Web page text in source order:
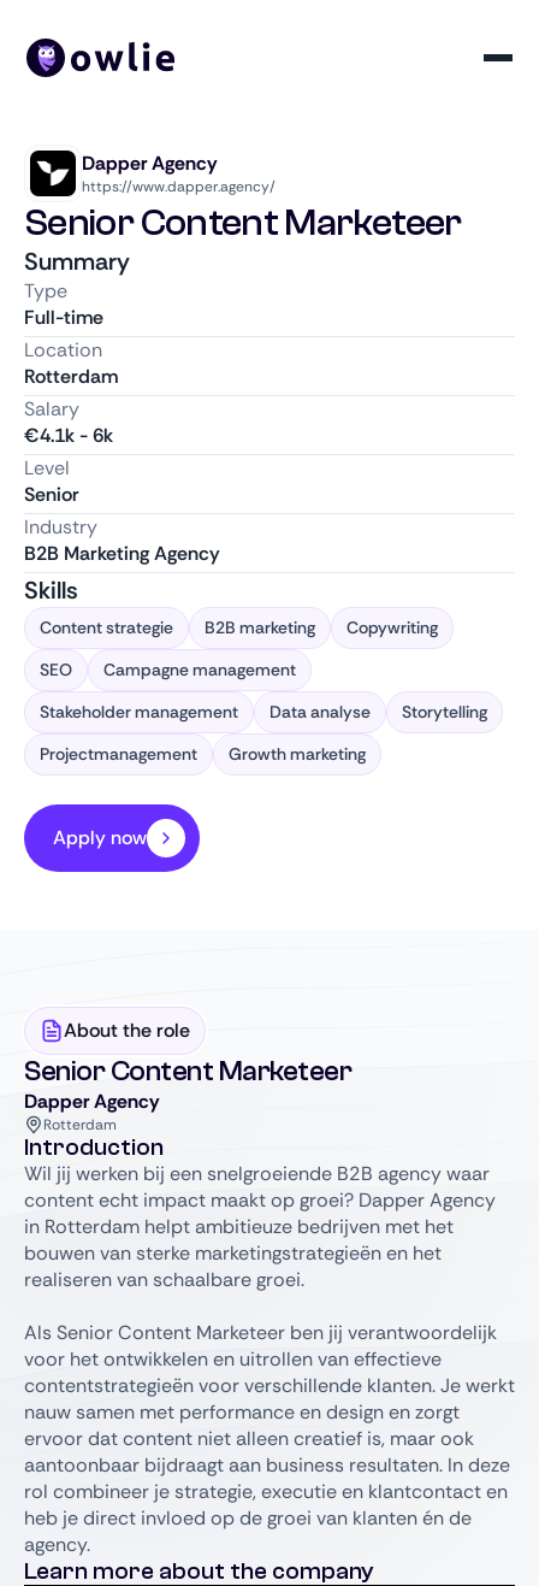
Dapper Agency
https://www.dapper.agency/
Senior Content Marketeer
Summary
Type
Full-time
Location
Rotterdam
Salary
€4.1k-6k
Level
Senior
Industry
B2B Marketing Agency
Skills
Content strategie B2B marketing
Copywriting
SEO
Campagne management
Stakeholder management
Data analyse
Storytelling
Projectmanagement
Growth marketing
Apply now
About the role
Senior Content Marketeer
Dapper Agency
Rotterdam
Introduction
Wil jij werken bij een snelgroeiende B2B agency waar
content echt impact maakt op groei? Dapper Agency
in Rotterdam helpt ambitieuze bedrijven met het
bouwen van sterke marketingstrategieën en het
realiseren van schaalbare groei.
Als Senior Content Marketeer ben jij verantwoordelijk
voor het ontwikkelen en uitrollen van effectieve
contentstrategieën voor verschillende klanten. Je werkt
nauw samen met performance en design en zorgt
ervoor dat content niet alleen creatief is, maar ook
aantoonbaar bijdraagt aan business resultaten. In deze
rol combineer je strategie, executie en klantcontact en
heb je direct invloed op de groei van klanten én de
agency.
Learn more about the company